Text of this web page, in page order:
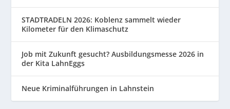
STADTRADELN 2026: Koblenz sammelt wieder
Kilometer für den Klimaschutz
Job mit Zukunft gesucht? Ausbildungsmesse 2026 in
der Kita LahnEggs
Neue Kriminalführungen in Lahnstein